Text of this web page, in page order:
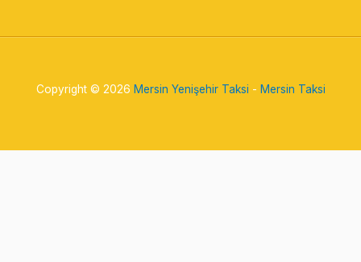
Copyright © 2026 Mersin Yenişehir Taksi - Mersin Taksi